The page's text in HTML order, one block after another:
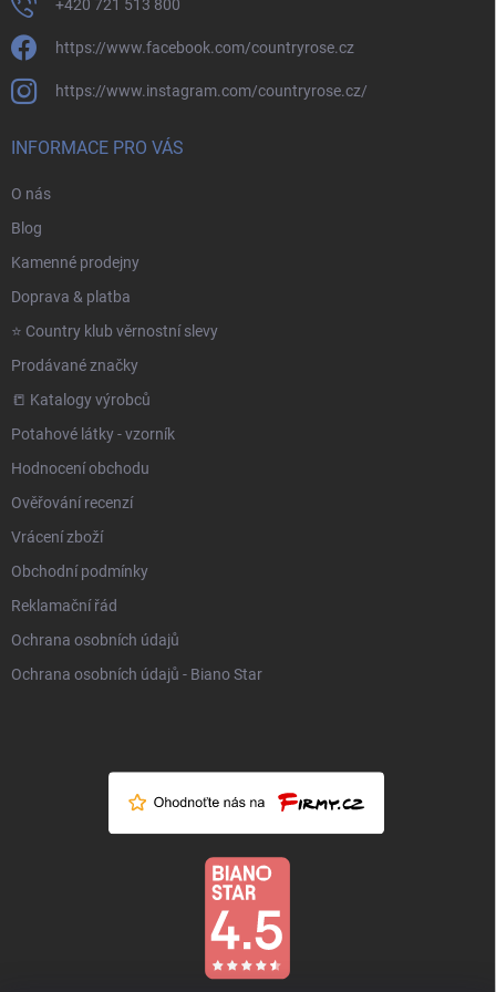
+420 721 513 800
https://www.facebook.com/countryrose.cz
https://www.instagram.com/countryrose.cz/
INFORMACE PRO VÁS
O nás
Blog
Kamenné prodejny
Doprava & platba
⭐️ Country klub věrnostní slevy
Prodávané značky
📒 Katalogy výrobců
Potahové látky - vzorník
Hodnocení obchodu
Ověřování recenzí
Vrácení zboží
Obchodní podmínky
Reklamační řád
Ochrana osobních údajů
Ochrana osobních údajů - Biano Star